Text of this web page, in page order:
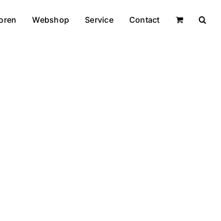
Webshop Service Contact